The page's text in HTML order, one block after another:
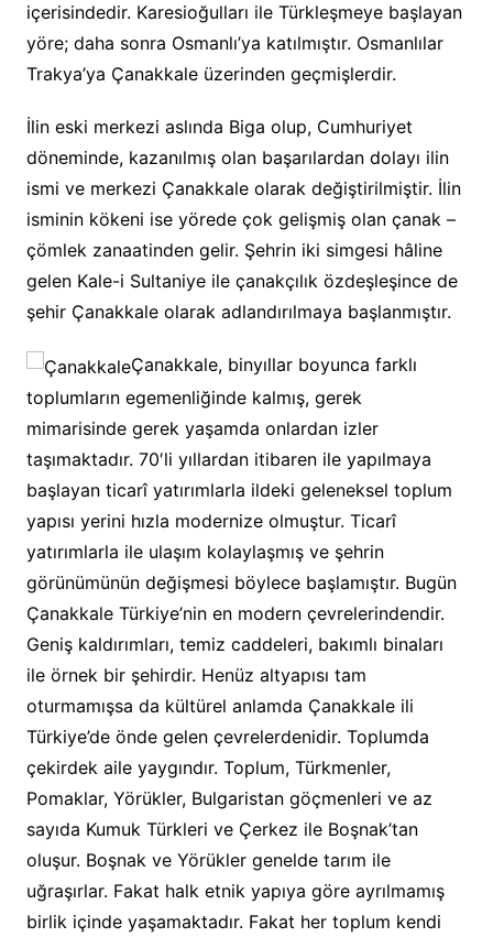
içerisindedir. Karesioğulları ile Türkleşmeye başlayan
yöre; daha sonra Osmanlı’ya katılmıştır. Osmanlılar
Trakya’ya Çanakkale üzerinden geçmişlerdir.
İlin eski merkezi aslında Biga olup, Cumhuriyet
döneminde, kazanılmış olan başarılardan dolayı ilin
ismi ve merkezi Çanakkale olarak değiştirilmiştir. İlin
isminin kökeni ise yörede çok gelişmiş olan çanak –
çömlek zanaatinden gelir. Şehrin iki simgesi hâline
gelen Kale-i Sultaniye ile çanakçılık özdeşleşince de
şehir Çanakkale olarak adlandırılmaya başlanmıştır.
Çanakkale, binyıllar boyunca farklı
toplumların egemenliğinde kalmış, gerek
mimarisinde gerek yaşamda onlardan izler
taşımaktadır. 70′li yıllardan itibaren ile yapılmaya
başlayan ticarî yatırımlarla ildeki geleneksel toplum
yapısı yerini hızla modernize olmuştur. Ticarî
yatırımlarla ile ulaşım kolaylaşmış ve şehrin
görünümünün değişmesi böylece başlamıştır. Bugün
Çanakkale Türkiye’nin en modern çevrelerindendir.
Geniş kaldırımları, temiz caddeleri, bakımlı binaları
ile örnek bir şehirdir. Henüz altyapısı tam
oturmamışsa da kültürel anlamda Çanakkale ili
Türkiye’de önde gelen çevrelerdenidir. Toplumda
çekirdek aile yaygındır. Toplum, Türkmenler,
Pomaklar, Yörükler, Bulgaristan göçmenleri ve az
sayıda Kumuk Türkleri ve Çerkez ile Boşnak’tan
oluşur. Boşnak ve Yörükler genelde tarım ile
uğraşırlar. Fakat halk etnik yapıya göre ayrılmamış
birlik içinde yaşamaktadır. Fakat her toplum kendi